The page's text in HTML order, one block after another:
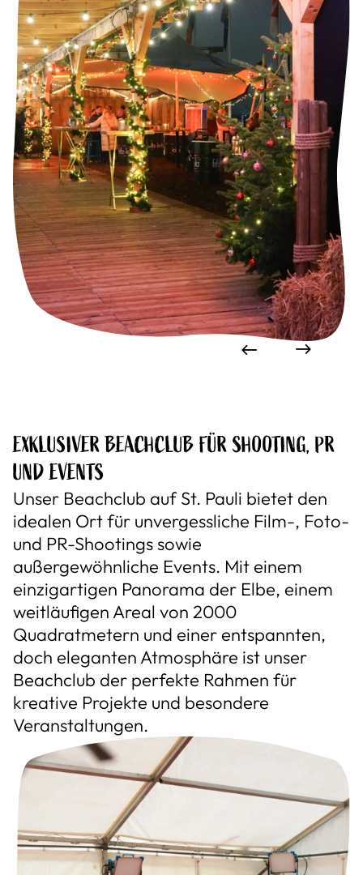
EXKLUSIVER BEACHCLUB FÜR SHOOTING, PR
UND EVENTS
Unser Beachclub auf St. Pauli bietet den
idealen Ort für unvergessliche Film-, Foto-
und PR-Shootings sowie
außergewöhnliche Events. Mit einem
einzigartigen Panorama der Elbe, einem
weitläufigen Areal von 2000
Quadratmetern und einer entspannten,
doch eleganten Atmosphäre ist unser
Beachclub der perfekte Rahmen für
kreative Projekte und besondere
Veranstaltungen.